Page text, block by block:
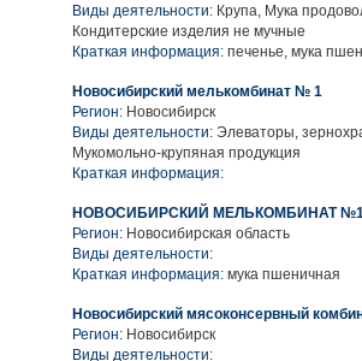
Виды деятельности: Крупа, Мука
Кондитерские изделия не мучные
Краткая информация: печенье, мука
Новосибирский мелькомбинат № 1
Регион: Новосибирск
Виды деятельности: Элеваторы,
Мукомольно-крупяная продукция
Краткая информация:
НОВОСИБИРСКИЙ МЕЛЬКОМБИНАТ
Регион: Новосибирская область
Виды деятельности:
Краткая информация: мука пшеничная
Новосибирский мясоконсервный
Регион: Новосибирск
Виды деятельности: